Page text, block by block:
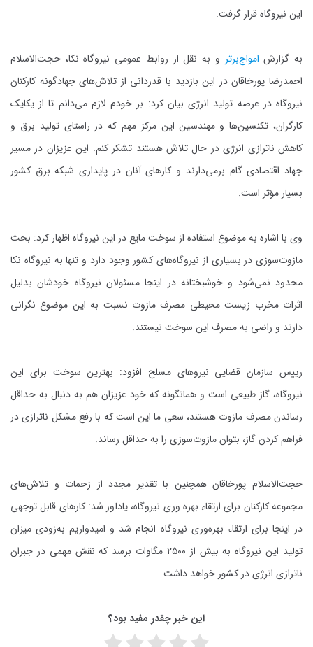
این نیروگاه قرار گرفت.
به گزارش امواج‌برتر و به نقل از روابط عمومی نیروگاه نکا، حجت‌الاسلام
احمدرضا پورخاقان در این بازدید با قدردانی از تلاش‌های جهادگونه کارکنان
نیروگاه در عرصه تولید انرژی بیان کرد: بر خودم لازم می‌دانم تا از یکایک
کارگران، تکنسین‌ها و مهندسین این مرکز مهم که در راستای تولید برق و
کاهش ناترازی انرژی در حال تلاش هستند تشکر کنم. این عزیزان در مسیر
جهاد اقتصادی گام برمی‌دارند و کارهای آنان در پایداری شبکه برق کشور
بسیار مؤثر است.
وی با اشاره به موضوع استفاده از سوخت مایع در این نیروگاه اظهار کرد: بحث
مازوت‌سوزی در بسیاری از نیروگاه‌های کشور وجود دارد و تنها به نیروگاه نکا
محدود نمی‌شود و خوشبختانه در اینجا مسئولان نیروگاه خودشان بدلیل
اثرات مخرب زیست محیطی مصرف مازوت نسبت به این موضوع نگرانی
دارند و راضی به مصرف این سوخت نیستند.
رییس سازمان قضایی نیرو‌های مسلح افزود: بهترین سوخت برای این
نیروگاه، گاز طبیعی است و همانگونه که خود عزیزان هم به دنبال به حداقل
رساندن مصرف مازوت هستند، سعی ما این است که با رفع مشکل ناترازی در
فراهم کردن گاز، بتوان مازوت‌سوزی را به حداقل رساند.
حجت‌الاسلام پورخاقان همچنین با تقدیر مجدد از زحمات و تلاش‌های
مجموعه کارکنان برای ارتقاء بهره وری نیروگاه، یادآور شد: کارهای قابل توجهی
در اینجا برای ارتقاء بهره‌وری نیروگاه انجام شد و امیدواریم به‌زودی میزان
تولید این نیروگاه به بیش از ۲۵۰۰ مگاوات برسد که نقش مهمی در جبران
ناترازی انرژی در کشور خواهد داشت
این خبر چقدر مفید بود؟